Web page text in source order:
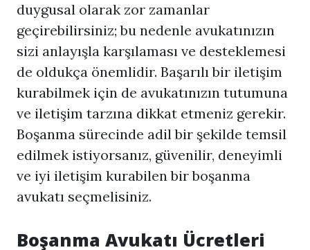
duygusal olarak zor zamanlar
geçirebilirsiniz; bu nedenle avukatınızın
sizi anlayışla karşılaması ve desteklemesi
de oldukça önemlidir. Başarılı bir iletişim
kurabilmek için de avukatınızın tutumuna
ve iletişim tarzına dikkat etmeniz gerekir.
Boşanma sürecinde adil bir şekilde temsil
edilmek istiyorsanız, güvenilir, deneyimli
ve iyi iletişim kurabilen birboşanma
avukatı seçmelisiniz.
Boşanma Avukatı Ücretleri